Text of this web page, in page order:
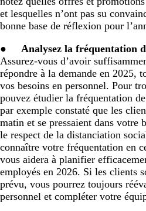
et lesquelles n’ont pas su
bonne base de réflexion pour
● Analysez la fréquentation
Assurez-vous d’avoir
répondre à la demande en 2025,
vos besoins en personnel. Pour
pouvez étudier la fréquentation
par exemple constaté que les
matin et se pressaient dans votre
le respect de la distanciation
connaître votre fréquentation en
vous aidera à planifier
employés en 2026. Si les clients
prévu, vous pourrez toujours
personnel et compléter votre